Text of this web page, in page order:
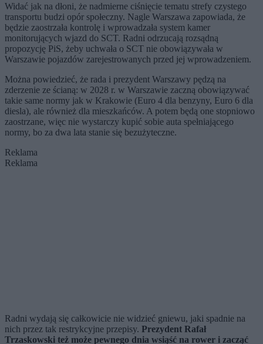
Widać jak na dłoni, że nadmierne ciśnięcie tematu strefy czystego
transportu budzi opór społeczny. Nagle Warszawa zapowiada, że
będzie zaostrzała kontrolę i wprowadzała system kamer
monitorujących wjazd do SCT. Radni odrzucają rozsądną
propozycję PiS, żeby uchwała o SCT nie obowiązywała w
Warszawie pojazdów zarejestrowanych przed jej wprowadzeniem.
Można powiedzieć, że rada i prezydent Warszawy pędzą na
zderzenie ze ścianą: w 2028 r. w Warszawie zaczną obowiązywać
takie same normy jak w Krakowie (Euro 4 dla benzyny, Euro 6 dla
diesla), ale również dla mieszkańców. A potem będą one stopniowo
zaostrzane, więc nie wystarczy kupić sobie auta spełniającego
normy, bo za dwa lata stanie się bezużyteczne.
Reklama
Reklama
Radni wydają się całkowicie nie widzieć gniewu, jaki spadnie na
nich przez tak restrykcyjne przepisy. Prezydent Rafał
Trzaskowski też może pewnego dnia wsiąść na rower i zacząć